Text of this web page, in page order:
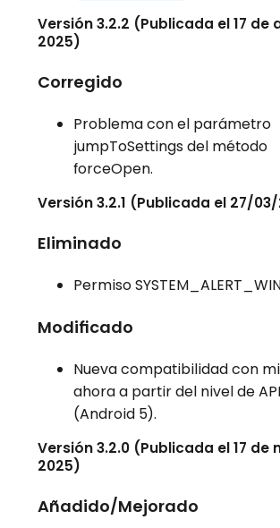
Versión 3.2.2 (Publicada el 17 de
2025)
Corregido
Problema con el parámetro
jumpToSettings del método
forceOpen.
Versión 3.2.1 (Publicada el 27/
Eliminado
Permiso
Modificado
Nueva compatibilidad con
ahora a partir del nivel de API
(Android 5).
Versión 3.2.0 (Publicada el 17 de
2025)
Añadido/Mejorado